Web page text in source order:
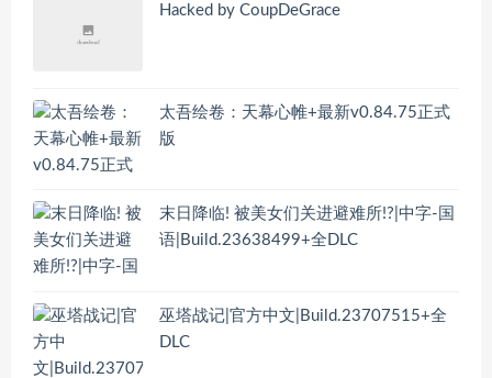
Hacked by CoupDeGrace
太吾绘卷：天幕心帷+最新v0.84.75正式
版
末日降临! 被美女们关进避难所!?|中字-国
语|Build.23638499+全DLC
巫塔战记|官方中文|Build.23707515+全
DLC